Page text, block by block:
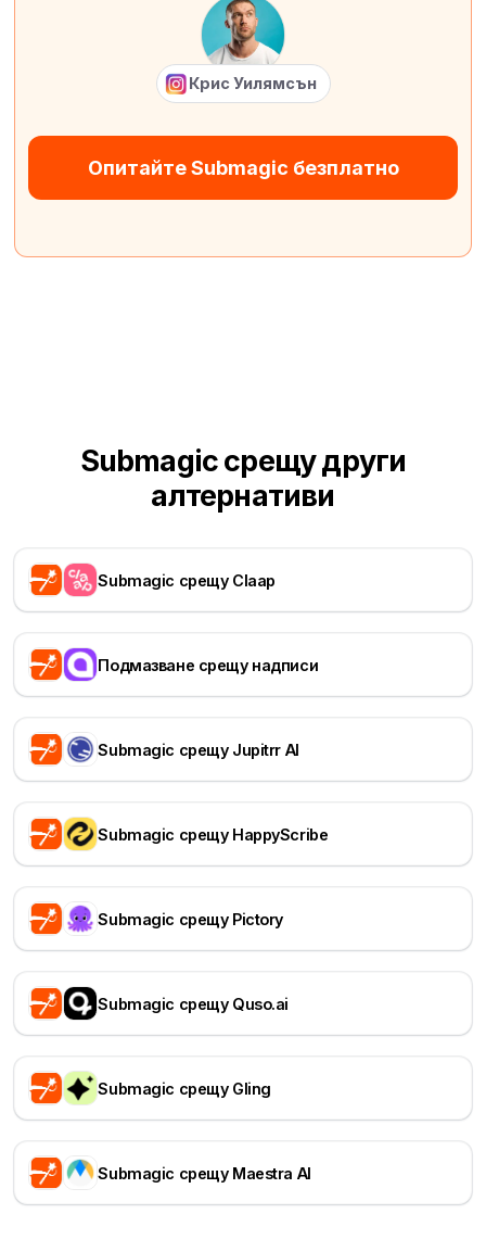
Крис Уилямсън
Опитайте Submagic безплатно
Submagic срещу други
алтернативи
Submagic срещу Claap
Подмазване срещу надписи
Submagic срещу Jupitrr AI
Submagic срещу HappyScribe
Submagic срещу Pictory
Submagic срещу Quso.ai
Submagic срещу Gling
Submagic срещу Maestra AI